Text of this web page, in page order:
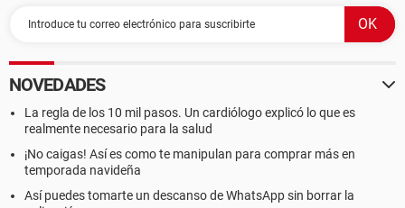
NOVEDADES
La regla de los 10 mil pasos. Un cardiólogo explicó lo que es
realmente necesario para la salud
¡No caigas! Así es como te manipulan para comprar más en
temporada navideña
Así puedes tomarte un descanso de WhatsApp sin borrar la